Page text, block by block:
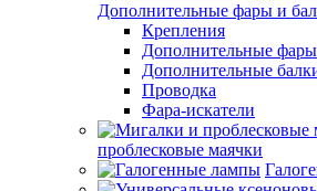
Дополнительные фары и
Крепления
Дополнительные фары
Дополнительные
Проводка
Фара-искатели
проблесковые маячки